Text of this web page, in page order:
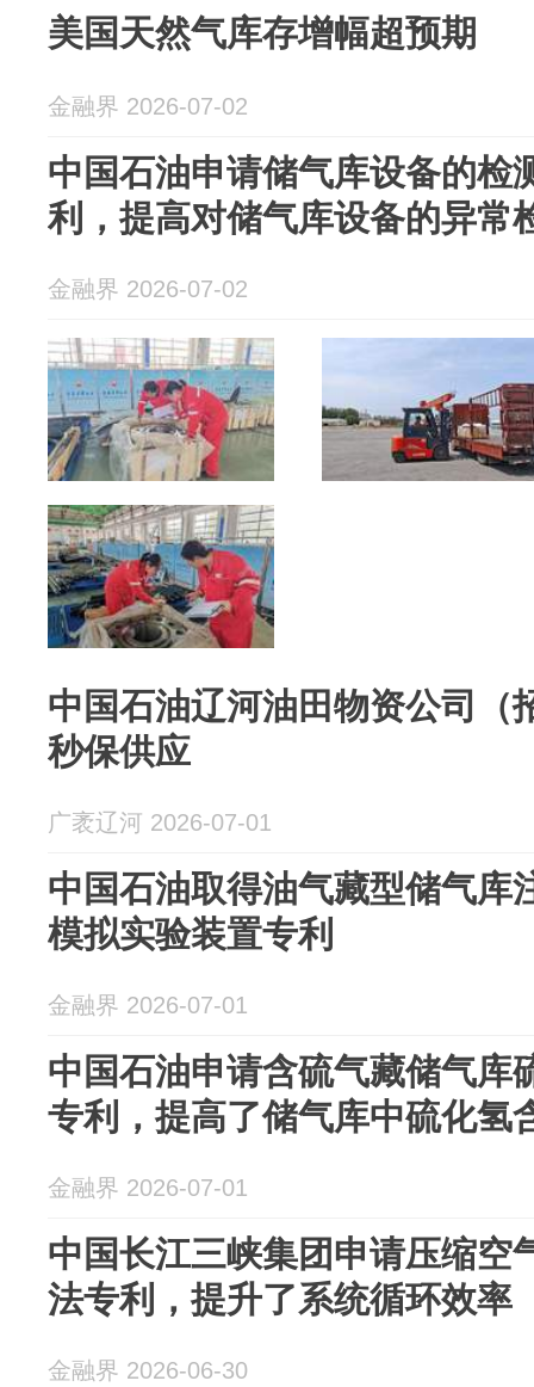
美国天然气库存增幅超预期
金融界 2026-07-02
中国石油申请储气库设备的检
利，提高对储气库设备的异常
金融界 2026-07-02
中国石油辽河油田物资公司（
秒保供应
广袤辽河 2026-07-01
中国石油取得油气藏型储气库
模拟实验装置专利
金融界 2026-07-01
中国石油申请含硫气藏储气库
专利，提高了储气库中硫化氢
金融界 2026-07-01
中国长江三峡集团申请压缩空
法专利，提升了系统循环效率
金融界 2026-06-30